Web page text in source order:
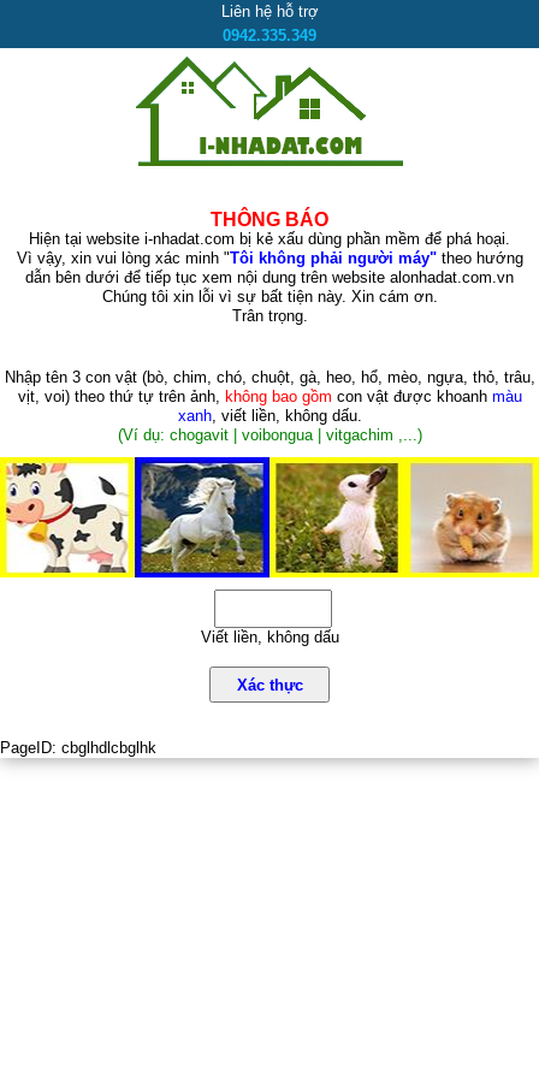
Liên hệ hỗ trợ
0942.335.349
THÔNG BÁO
Hiện tại website i-nhadat.com bị kẻ xấu dùng phần mềm để phá hoại.
Vì vậy, xin vui lòng xác minh "Tôi không phải người máy"theo hướng
dẫn bên dưới để tiếp tục xem nội dung trên website alonhadat.com.vn
Chúng tôi xin lỗi vì sự bất tiện này. Xin cám ơn.
Trân trọng.
Nhập tên 3 con vật (bò, chim, chó, chuột, gà, heo, hổ, mèo, ngựa, thỏ, trâu,
vịt, voi)theo thứ tự trên ảnh, không bao gồm con vật được khoanh màu
xanh, viết liền, không dấu.
(Ví dụ: chogavit | voibongua | vitgachim ,...)
Viết liền, không dấu
Xác thực
PageID: cbglhdlcbglhk